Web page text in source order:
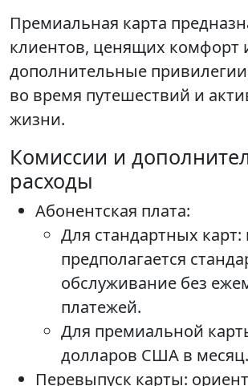
Премиальная карта
клиентов, ценящих комфорт
дополнительные
во время путешествий и
жизни.
Комиссии и
расходы
Абонентская плата:
Для стандартных карт:
предполагается
обслуживание без
платежей.
Для премиальной
долларов США в месяц.
Перевыпуск карты: